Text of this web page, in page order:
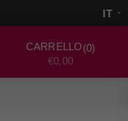
CARRELLO 0
€0,00